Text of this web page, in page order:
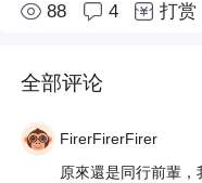
88 4 打赏
全部评论
FirerFirerFirer
原來還是同行前輩